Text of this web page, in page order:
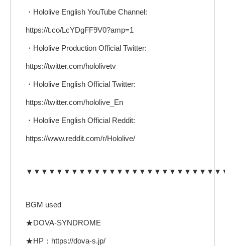
・Hololive English YouTube Channel:
https://t.co/LcYDgFF9V0?amp=1
・Hololive Production Official Twitter:
https://twitter.com/hololivetv
・Hololive English Official Twitter:
https://twitter.com/hololive_En
・Hololive English Official Reddit:
https://www.reddit.com/r/Hololive/
BGM used
★DOVA-SYNDROME
★HP：https://dova-s.jp/